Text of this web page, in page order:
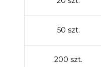
50 szt.
200 szt.